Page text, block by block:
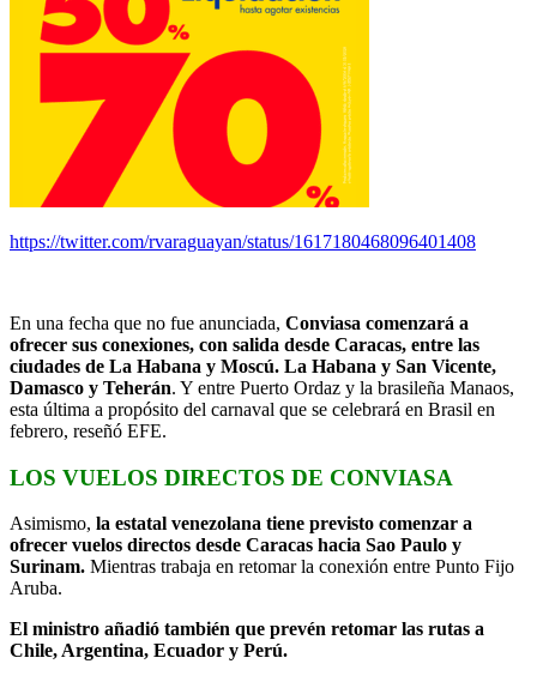
https://twitter.com/rvaraguayan/status/1617180468096401408
En una fecha que no fue anunciada, Conviasa comenzará a
ofrecer sus conexiones, con salida desde Caracas, entre las
ciudades de La Habana y Moscú. La Habana y San Vicente,
Damasco y Teherán. Y entre Puerto Ordaz y la brasileña Manaos,
esta última a propósito del carnaval que se celebrará en Brasil en
febrero, reseñó EFE.
LOS VUELOS DIRECTOS DE CONVIASA
Asimismo, la estatal venezolana tiene previsto comenzar a
ofrecer vuelos directos desde Caracas hacia Sao Paulo y
Surinam. Mientras trabaja en retomar la conexión entre Punto Fijo
Aruba.
El ministro añadió también que prevén retomar las rutas a
Chile, Argentina, Ecuador y Perú.